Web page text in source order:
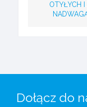
OTYŁYCH I
Dołącz do